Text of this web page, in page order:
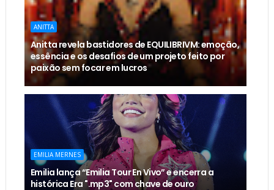
ANITTA
Anitta revela bastidores de EQUILIBRIVM: emoção,
essência e os desafios de um projeto feito por
paixão sem focar em lucros
EMILIA MERNES
Emilia lança “Emilia Tour En Vivo” e encerra a
histórica Era ".mp3" com chave de ouro